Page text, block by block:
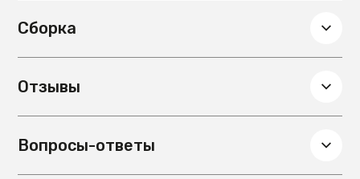
Сборка
Отзывы
Вопросы-ответы